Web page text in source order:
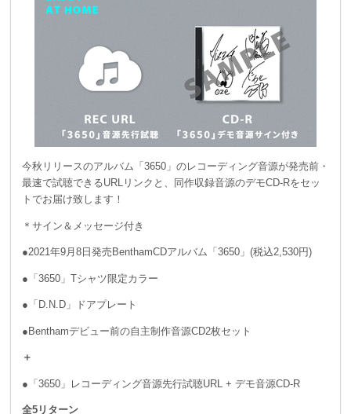
今秋リリースのアルバム「3650」のレコーディング音源が発売前・
最速で試聴できるURLリンクと、同作収録音源のデモCD-Rをセッ
トでお届け致します！
＊サイン＆メッセージ付き
●2021年9月8日発売BenthamCDアルバム「3650」(税込2,530円)
●「3650」Tシャツ限定カラー
●「D.N.D」ドアプレート
●Benthamデビュー前の自主制作音源CD2枚セット
＋
●「3650」レコーディング音源先行試聴URL + デモ音源CD-R
全5リターン